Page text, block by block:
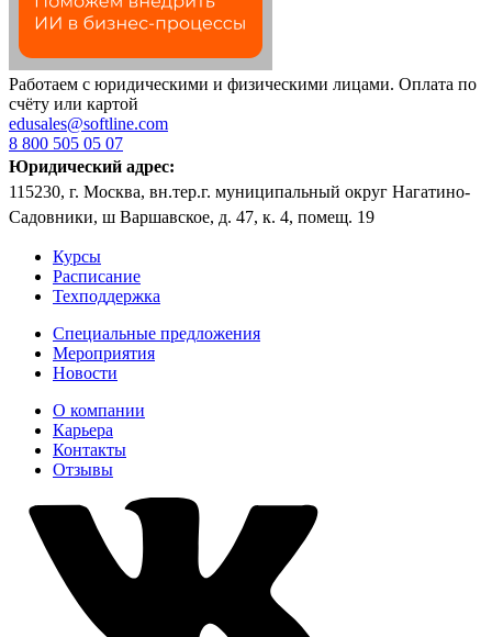
Работаем с юридическими и физическими лицами. Оплата по
счёту или картой
edusales@softline.com
8 800 505 05 07
Юридический адрес:
115230, г. Москва, вн.тер.г. муниципальный округ Нагатино-
Садовники, ш Варшавское, д. 47, к. 4, помещ. 19
Курсы
Расписание
Техподдержка
Специальные предложения
Мероприятия
Новости
О компании
Карьера
Контакты
Отзывы